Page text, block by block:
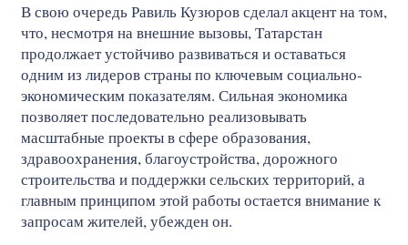
В свою очередь Равиль Кузюров сделал акцент на том,
что, несмотря на внешние вызовы, Татарстан
продолжает устойчиво развиваться и оставаться
одним из лидеров страны по ключевым социально-
экономическим показателям. Сильная экономика
позволяет последовательно реализовывать
масштабные проекты в сфере образования,
здравоохранения, благоустройства, дорожного
строительства и поддержки сельских территорий, а
главным принципом этой работы остается внимание к
запросам жителей, убежден он.